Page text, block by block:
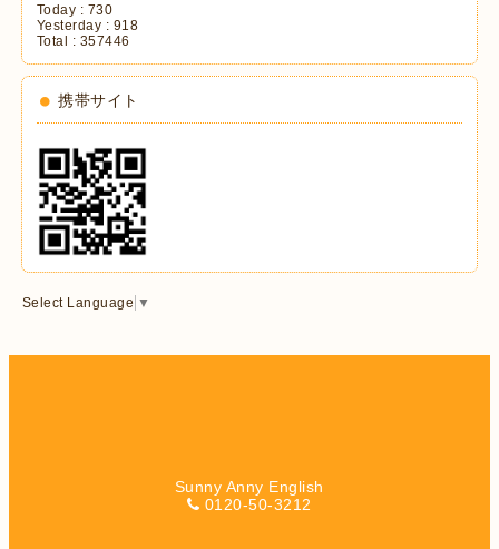
Today : 730
Yesterday : 918
Total : 357446
携帯サイト
Select Language ▼
Sunny Anny English
0120-50-3212